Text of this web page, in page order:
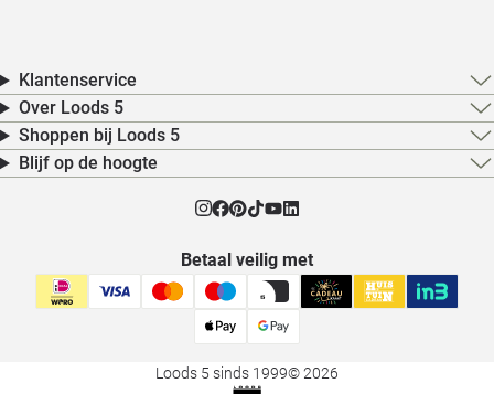
Klantenservice
Over Loods 5
Shoppen bij Loods 5
Blijf op de hoogte
Betaal veilig met
Loods 5 sinds 1999© 2026